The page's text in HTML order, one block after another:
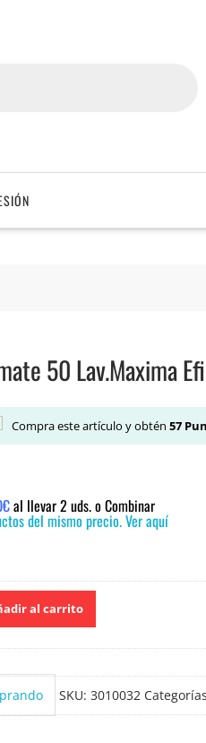
50 Lav.Maxima
Compra este artículo y obtén 57
al llevar 2 uds. o Combinar
del mismo precio. Ver aquí
al carrito
SKU: 3010032